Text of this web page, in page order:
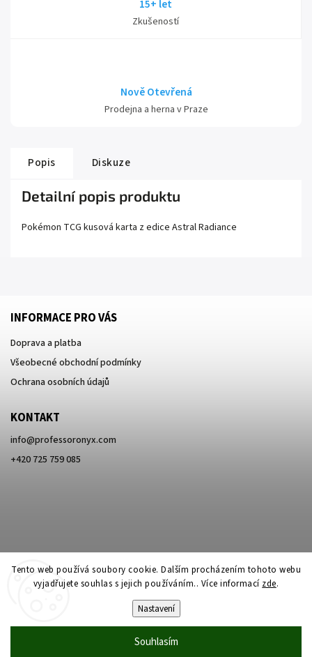
Tento web používá soubory cookie. Dalším procházením tohoto webu
vyjadřujete souhlas s jejich používáním.. Více informací zde.
Nastavení
Souhlasím
15+ let
Zkušeností
Nově Otevřená
Prodejna a herna v Praze
Popis Diskuze
Detailní popis produktu
Pokémon TCG kusová karta z edice Astral Radiance
INFORMACE PRO VÁS
Doprava a platba
Všeobecné obchodní podmínky
Ochrana osobních údajů
KONTAKT
info@professoronyx.com
+420 725 759 085
Professor Onyx. Všechna práva vyhrazena.